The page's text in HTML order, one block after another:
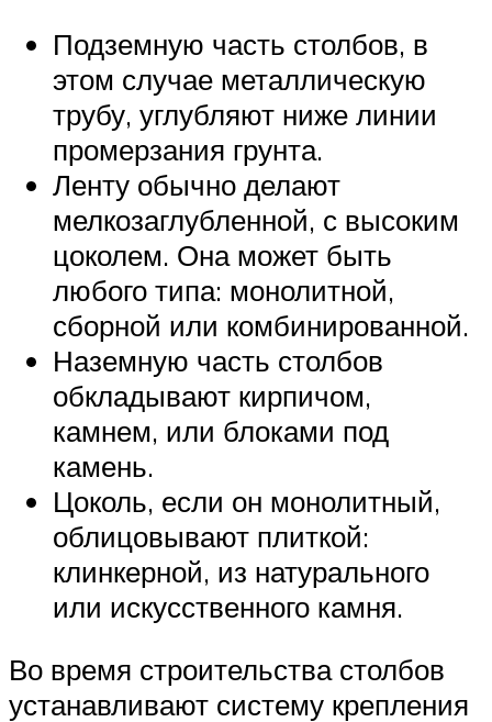
Подземную часть столбов, в
этом случае металлическую
трубу, углубляют ниже линии
промерзания грунта.
Ленту обычно делают
мелкозаглубленной, с высоким
цоколем. Она может быть
любого типа: монолитной,
сборной или комбинированной.
Наземную часть столбов
обкладывают кирпичом,
камнем, или блоками под
камень.
Цоколь, если он монолитный,
облицовывают плиткой:
клинкерной, из натурального
или искусственного камня.
Во время строительства столбов
устанавливают систему крепления